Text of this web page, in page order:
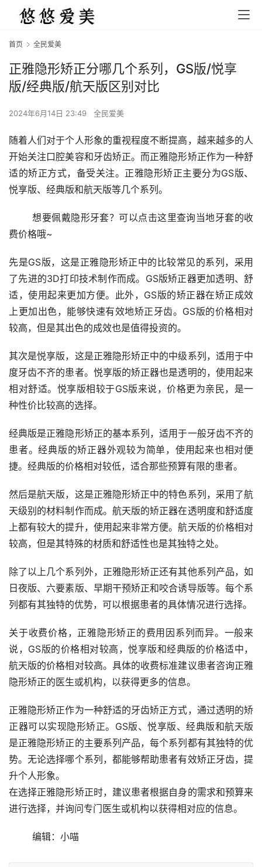
首页 全民爱美
正雅隐形矫正分哪几个系列，GS版/悦享
版/经典版/航天版区别对比
2024年6月14日 23:49 全民爱美
随着人们对于个人形象的重视程度不断提高，越来越多的人
开始关注口腔美容和牙齿矫正。而正雅隐形矫正作为一种舒
适的矫正方式，备受关注。正雅隐形矫正主要分为GS版、
悦享版、经典版和航天版等几个系列。
	想要佩戴隐形牙套？可以点击这里查询当地牙套的收
费价格哦~
先是GS版，这是正雅隐形矫正中的比较常见的系列，采用
了先进的3D打印技术制作而成。GS版矫正器更加透明、舒
适，使用起来更加方便。此外，GS版的矫正器在矫正成效
上更加出色，能够快速有效地矫正牙齿。GS版的价格相对
较高，但是其出色的成效也是值得投资的。
其次是悦享版，这是正雅隐形矫正中的中级系列，适用于中
度牙齿不齐的患者。悦享版的矫正器也是透明的，使用起来
相对舒适。悦享版相较于GS版来说，价格更为亲民，是一
种性价比较高的选择。
经典版是正雅隐形矫正的基本系列，适用于一般牙齿不齐的
患者。经典版的矫正器外观较为简单，使用起来也相对便
捷。经典版的价格相对较低，适合那些预算有限的患者。
然后是航天版，这是正雅隐形矫正中的特色系列，采用了航
天级别的材料制作而成。航天版的矫正器在透明度和舒适度
上都有较大的提升，使用起来非常方便。航天版的价格相对
较高，但是其特殊的材质和舒适性也是其独特之处。
除了以上几个系列外，正雅隐形矫正还有其他系列产品，如
日夜版、六要素版、早期干预矫正和咬合诱导版等。每个系
列都有其独特的优势，可以根据患者的具体情况进行选择。
关于收费价格，正雅隐形矫正的费用因系列而异。一般来
说，GS版的价格相对较高，悦享版和经典版的价格适中，
航天版的价格相对较高。具体的收费标准建议患者咨询正雅
隐形矫正的医生或机构，以获得更多的信息。
正雅隐形矫正作为一种舒适的牙齿矫正方式，通过透明的矫
正器可以实现隐形矫正。GS版、悦享版、经典版和航天版
是正雅隐形矫正的主要系列产品，每个系列都有其独特的优
势。无论选择哪个系列，都能够帮助患者有效矫正牙齿，提
升个人形象。
在选择正雅隐形矫正时，建议患者根据自身的需求和预算来
进行选择，并询问专门医生或机构以获得相对应的信息。
	编辑：小喵